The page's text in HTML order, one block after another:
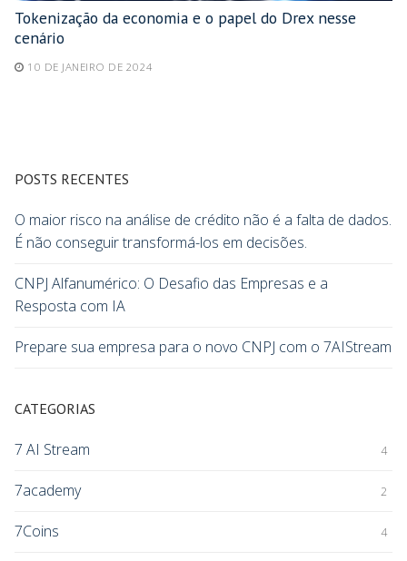
Tokenização da economia e o papel do Drex nesse
cenário
10 DE JANEIRO DE 2024
POSTS RECENTES
O maior risco na análise de crédito não é a falta de dados.
É não conseguir transformá-los em decisões.
CNPJ Alfanumérico: O Desafio das Empresas e a
Resposta com IA
Prepare sua empresa para o novo CNPJ com o 7AIStream
CATEGORIAS
7 AI Stream 4
7academy 2
7Coins 4